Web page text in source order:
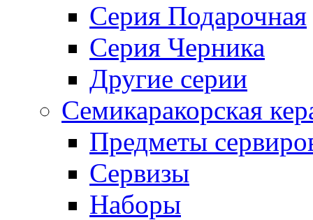
Серия Подарочная
Серия Черника
Другие серии
Семикаракорская
Предметы
Сервизы
Наборы